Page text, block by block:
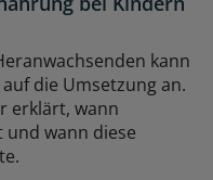
kann
die Umsetzung an.
erklärt, wann
wann diese